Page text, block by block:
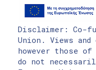
Disclaimer: Co-
Union. Views
however those
do not